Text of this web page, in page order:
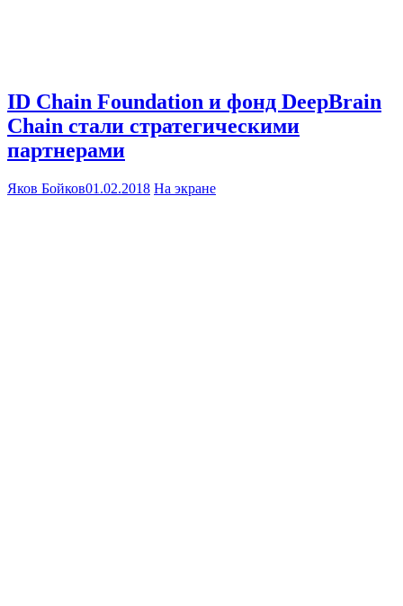
ID Chain Foundation и фонд DeepBrain
Chain стали стратегическими
партнерами
Яков Бойков01.02.2018 На экране